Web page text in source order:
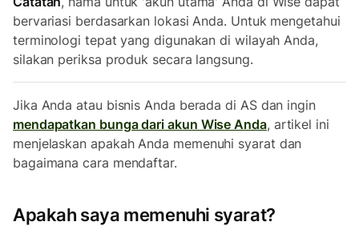
bervariasi berdasarkan lokasi Anda. Untuk mengetahui
terminologi tepat yang digunakan di wilayah Anda,
silakan periksa produk secara langsung.
Jika Anda atau bisnis Anda berada di AS dan ingin
mendapatkan bunga dari akun Wise Anda, artikel ini
menjelaskan apakah Anda memenuhi syarat dan
bagaimana cara mendaftar.
Apakah saya memenuhi syarat?